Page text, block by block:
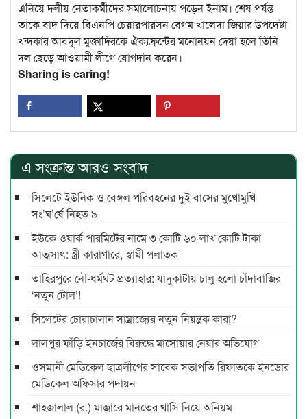
এনিয়ে দলীয় নেতাকর্মীদের সমালোচনায় পড়েন ইনাম। শেষ পর্যন্ত
তাকে বাদ দিয়ে বিএনপি চেয়ারপারসন বেগম খালেদা জিয়ার উপদেষ্টা
খন্দকার আবদুল মুক্তাদিরকে ঐক্যফ্রন্টের মনোনয়ন দেয়া হলে তিনি
দল ছেড়ে আওয়ামী লীগে যোগদান করেন।
Sharing is caring!
এ সংক্রান্ত আরও সংবাদ
সিলেটে ইউনিক ও বেঙ্গল পরিবহনের দুই বাসের মুখোমুখি
সং’ঘ’র্ষে নিহত ৯
ইউকে ওয়ার্ক পারমিটের নামে ৩ কোটি ৬০ লাখ কোটি টাকা
আত্মসাৎ: স্ত্রী কারাগারে, স্বামী পলাতক
তাহিরপুরে নৌ-ধর্মঘট প্রত্যাহার: যাদুকাটায় চালু হলো চাঁদাবাজির
‘নতুন টোল’!
সিলেটের চোরাচালান সাম্রাজ্যের নতুন নিয়ন্ত্রক কারা?
লালপুর ফাঁড়ি ইনচার্জের বিরুদ্ধে মাসোয়ার নেয়ার অভিযোগ
ওসমানী মেডিকেল ছাত্রলীগের সাবেক সভাপতি রিফাতকে ইনডোর
মেডিকেল অফিসার পদায়ন
শাহজালাল (র.) মাজারে মানতের খাসি নিয়ে অনিয়ম